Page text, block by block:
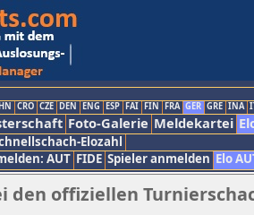
CRO CZE DEN ENG ESP FAI FIN FRA GER GRE INA
Foto-Galerie Meldekartei
Elozahl
AUT FIDE Spieler anmelden Elo
den offiziellen